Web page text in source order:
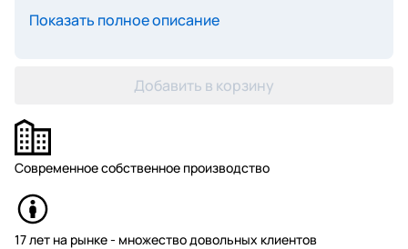
Показать полное описание
Добавить в корзину
Современное собственное производство
17 лет на рынке - множество довольных клиентов